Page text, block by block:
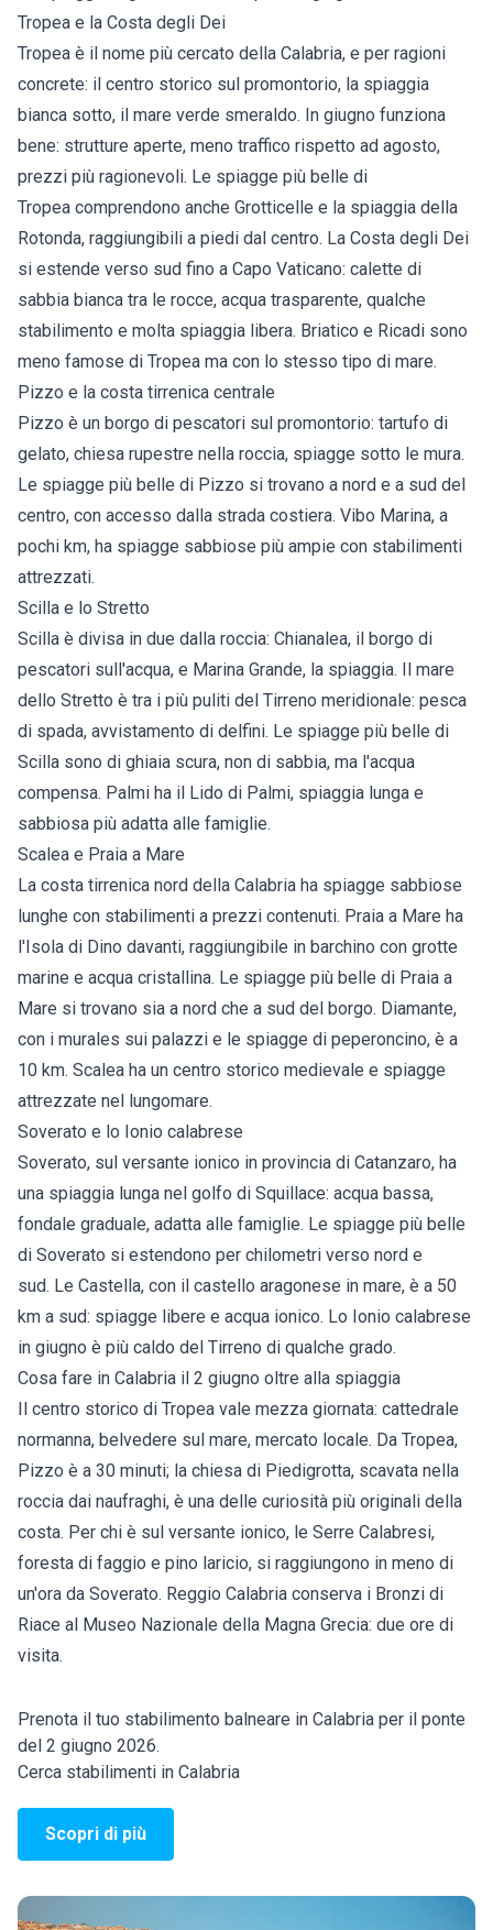
Tropea e la Costa degli Dei
Tropea è il nome più cercato della Calabria, e per ragioni
concrete: il centro storico sul promontorio, la spiaggia
bianca sotto, il mare verde smeraldo. In giugno funziona
bene: strutture aperte, meno traffico rispetto ad agosto,
prezzi più ragionevoli. Le spiagge più belle di
Tropea comprendono anche Grotticelle e la spiaggia della
Rotonda, raggiungibili a piedi dal centro. La Costa degli Dei
si estende verso sud fino a Capo Vaticano: calette di
sabbia bianca tra le rocce, acqua trasparente, qualche
stabilimento e molta spiaggia libera. Briatico e Ricadi sono
meno famose di Tropea ma con lo stesso tipo di mare.
Pizzo e la costa tirrenica centrale
Pizzo è un borgo di pescatori sul promontorio: tartufo di
gelato, chiesa rupestre nella roccia, spiagge sotto le mura.
Le spiagge più belle di Pizzo si trovano a nord e a sud del
centro, con accesso dalla strada costiera. Vibo Marina, a
pochi km, ha spiagge sabbiose più ampie con stabilimenti
attrezzati.
Scilla e lo Stretto
Scilla è divisa in due dalla roccia: Chianalea, il borgo di
pescatori sull'acqua, e Marina Grande, la spiaggia. Il mare
dello Stretto è tra i più puliti del Tirreno meridionale: pesca
di spada, avvistamento di delfini. Le spiagge più belle di
Scilla sono di ghiaia scura, non di sabbia, ma l'acqua
compensa. Palmi ha il Lido di Palmi, spiaggia lunga e
sabbiosa più adatta alle famiglie.
Scalea e Praia a Mare
La costa tirrenica nord della Calabria ha spiagge sabbiose
lunghe con stabilimenti a prezzi contenuti. Praia a Mare ha
l'Isola di Dino davanti, raggiungibile in barchino con grotte
marine e acqua cristallina. Le spiagge più belle di Praia a
Mare si trovano sia a nord che a sud del borgo. Diamante,
con i murales sui palazzi e le spiagge di peperoncino, è a
10 km. Scalea ha un centro storico medievale e spiagge
attrezzate nel lungomare.
Soverato e lo Ionio calabrese
Soverato, sul versante ionico in provincia di Catanzaro, ha
una spiaggia lunga nel golfo di Squillace: acqua bassa,
fondale graduale, adatta alle famiglie. Le spiagge più belle
di Soverato si estendono per chilometri verso nord e
sud. Le Castella, con il castello aragonese in mare, è a 50
km a sud: spiagge libere e acqua ionico. Lo Ionio calabrese
in giugno è più caldo del Tirreno di qualche grado.
Cosa fare in Calabria il 2 giugno oltre alla spiaggia
Il centro storico di Tropea vale mezza giornata: cattedrale
normanna, belvedere sul mare, mercato locale. Da Tropea,
Pizzo è a 30 minuti; la chiesa di Piedigrotta, scavata nella
roccia dai naufraghi, è una delle curiosità più originali della
costa. Per chi è sul versante ionico, le Serre Calabresi,
foresta di faggio e pino laricio, si raggiungono in meno di
un'ora da Soverato. Reggio Calabria conserva i Bronzi di
Riace al Museo Nazionale della Magna Grecia: due ore di
visita.
Prenota il tuo stabilimento balneare in Calabria per il ponte
del 2 giugno 2026.
Cerca stabilimenti in Calabria
Scopri di più